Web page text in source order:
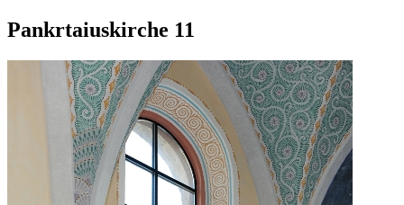
Pankrtaiuskirche 11